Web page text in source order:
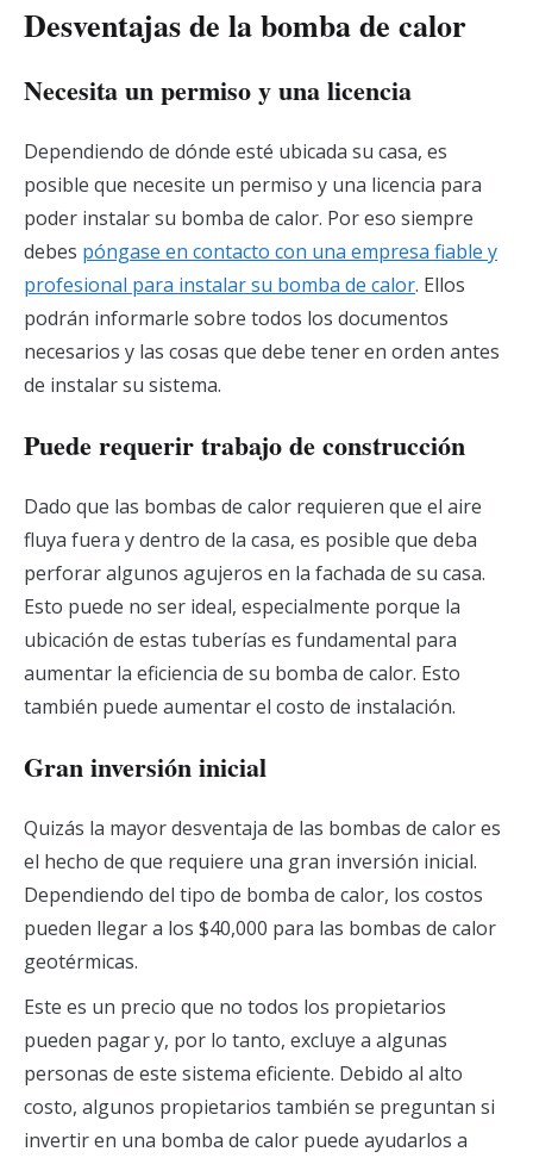
Desventajas de la bomba de calor
Necesita un permiso y una licencia
Dependiendo de dónde esté ubicada su casa, es
posible que necesite un permiso y una licencia para
poder instalar su bomba de calor. Por eso siempre
debes póngase en contacto con una empresa fiable y
profesional para instalar su bomba de calor. Ellos
podrán informarle sobre todos los documentos
necesarios y las cosas que debe tener en orden antes
de instalar su sistema.
Puede requerir trabajo de construcción
Dado que las bombas de calor requieren que el aire
fluya fuera y dentro de la casa, es posible que deba
perforar algunos agujeros en la fachada de su casa.
Esto puede no ser ideal, especialmente porque la
ubicación de estas tuberías es fundamental para
aumentar la eficiencia de su bomba de calor. Esto
también puede aumentar el costo de instalación.
Gran inversión inicial
Quizás la mayor desventaja de las bombas de calor es
el hecho de que requiere una gran inversión inicial.
Dependiendo del tipo de bomba de calor, los costos
pueden llegar a los $40,000 para las bombas de calor
geotérmicas.
Este es un precio que no todos los propietarios
pueden pagar y, por lo tanto, excluye a algunas
personas de este sistema eficiente. Debido al alto
costo, algunos propietarios también se preguntan si
invertir en una bomba de calor puede ayudarlos a